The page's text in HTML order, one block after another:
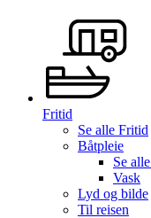
Fritid
Se alle Fritid
Båtpleie
Se alle
Vask
Lyd og bilde
Til reisen